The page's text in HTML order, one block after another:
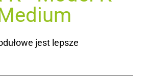
jest lepsze